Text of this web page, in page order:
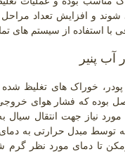
و افزایش تعداد
با استفاده از سیستم های
آب پنیر
پودر، خوراک های
بوده که فشار هوای
مورد نیاز جهت انتقال
توسط مبدل حرارتی به
تا دمای مورد نظر گرم